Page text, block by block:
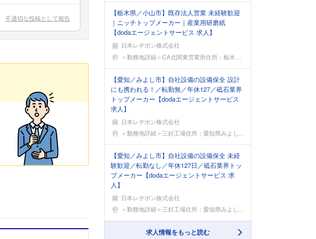
不適切な投稿として報告
【栃木県／小山市】既存法人営業 未経験歓迎
｜ニッチトップメーカー｜産業用研磨紙
【dodaエージェントサービス 求人】
日本レヂボン株式会社
勤務地＜勤務地詳細＞CA北関東営業所住所：栃木県小山市東
【愛知／みよし市】自社設備の設備保全 設計
にも携われる！／転勤無／年休127／砥石業界
トップメーカー【dodaエージェントサービス
求人】
日本レヂボン株式会社
勤務地＜勤務地詳細＞三好工場住所：愛知県みよし市莇生町下
【愛知／みよし市】自社設備の設備保全 未経
験歓迎／転勤なし／年休127日／砥石業界トッ
プメーカー【dodaエージェントサービス 求
人】
日本レヂボン株式会社
勤務地＜勤務地詳細＞三好工場住所：愛知県みよし市莇生町下
求人情報をもっと読む